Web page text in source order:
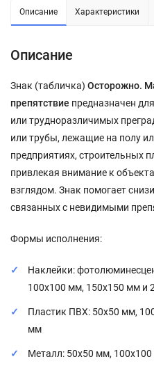
Описание Характеристики
Описание
Знак (табличка) Осторожно.
препятствие предназначен
или трудноразличимых
или трубы, лежащие на полу
предприятиях, строительных
привлекая внимание к
взглядом. Знак помогает
связанных с невидимыми
Формы исполнения:
Наклейки:
100x100 мм, 150x150 мм и
Пластик ПВХ: 50x50 мм,
мм
Металл: 50x50 мм,